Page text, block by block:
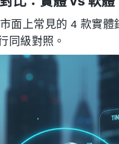
面上常見的 4 款實
同級對照。